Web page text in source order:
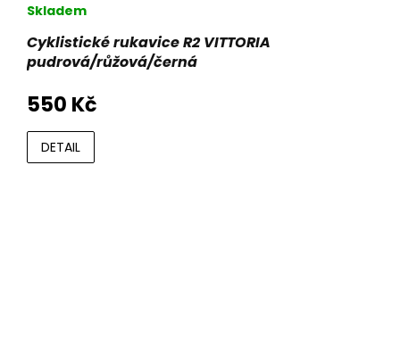
Cyklistické rukavice R2 VITTORIA
pudrová/růžová/černá
Skladem
550 Kč
DETAIL